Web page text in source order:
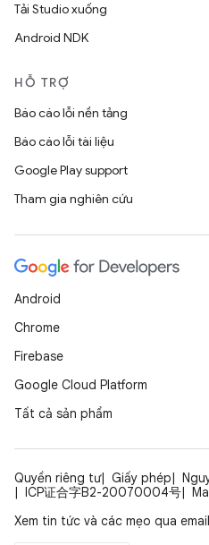
Tải Studio xuống
Android NDK
HỖ TRỢ
Báo cáo lỗi nền tảng
Báo cáo lỗi tài liệu
Google Play support
Tham gia nghiên cứu
Android
Chrome
Firebase
Google Cloud Platform
Tất cả sản phẩm
Quyền riêng tư Giấy phép
ICP证合字B2-20070004号
Xem tin tức và các mẹo qua email